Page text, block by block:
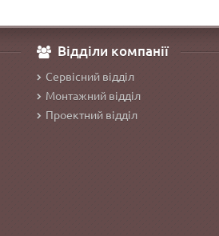
Відділи компанії
Сервісний відділ
Монтажний відділ
Проектний відділ